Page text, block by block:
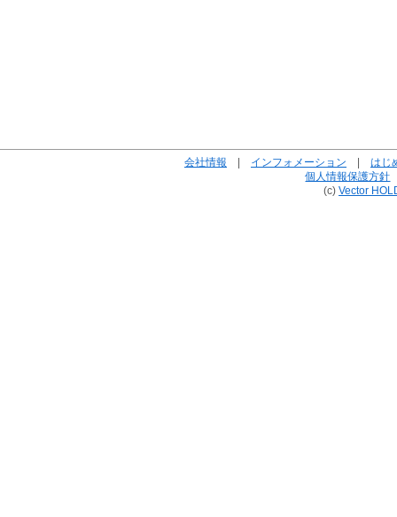
会社情報 | インフォメーション | はじ
個人情報保護方針
(c) Vector